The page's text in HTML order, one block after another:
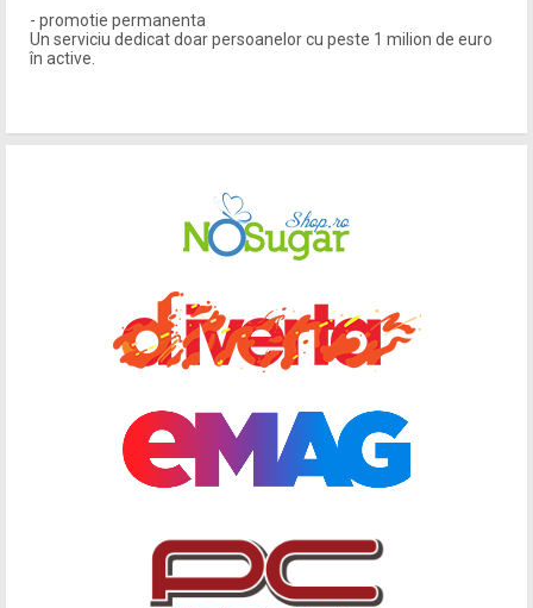
- promotie permanenta
Un serviciu dedicat doar persoanelor cu peste 1 milion de euro
în active.